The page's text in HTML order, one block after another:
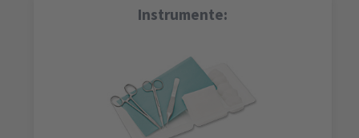
Instrumente: